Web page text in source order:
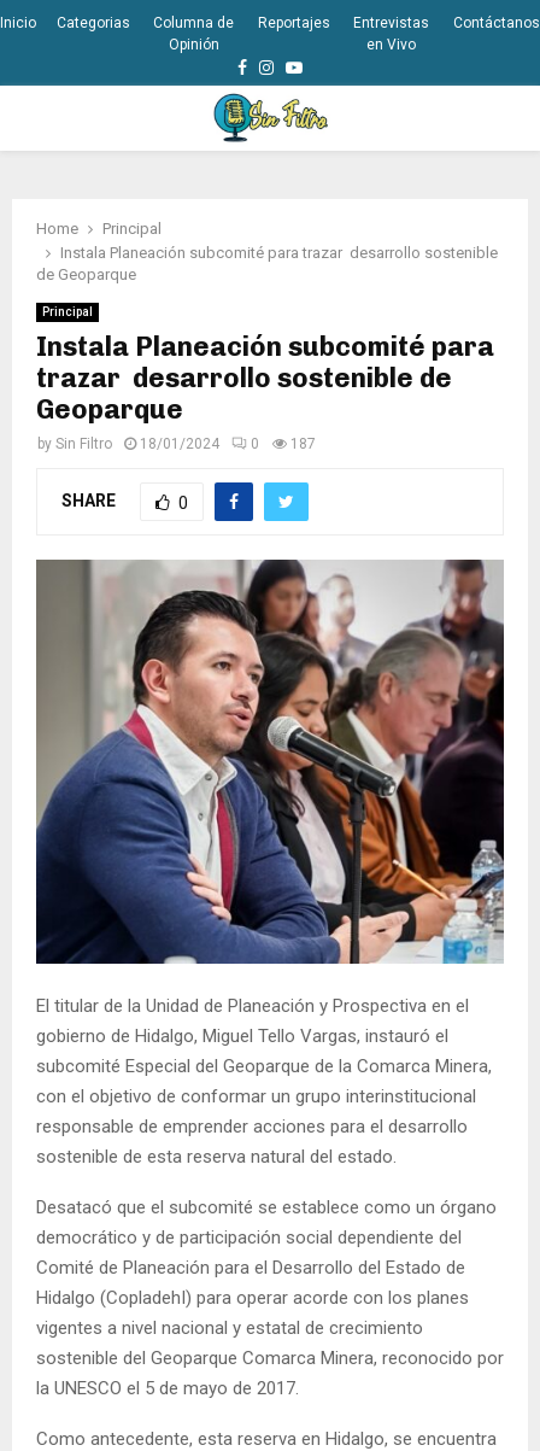
Inicio Categorias
Columna de
Opinión
Reportajes
Entrevistas
en Vivo
Contáctanos
Facebook
Instagram
Youtube
Home
Principal
Instala Planeación subcomité para trazar desarrollo sostenible
de Geoparque
Principal
Instala Planeación subcomité para
trazar desarrollo sostenible de
Geoparque
by Sin Filtro 18/01/2024 0 187
SHARE 0
El titular de la Unidad de Planeación y Prospectiva en el
gobierno de Hidalgo, Miguel Tello Vargas, instauró el
subcomité Especial del Geoparque de la Comarca Minera,
con el objetivo de conformar un grupo interinstitucional
responsable de emprender acciones para el desarrollo
sostenible de esta reserva natural del estado.
Desatacó que el subcomité se establece como un órgano
democrático y de participación social dependiente del
Comité de Planeación para el Desarrollo del Estado de
Hidalgo (CopladehI) para operar acorde con los planes
vigentes a nivel nacional y estatal de crecimiento
sostenible del Geoparque Comarca Minera, reconocido por
la UNESCO el 5 de mayo de 2017.
Como antecedente, esta reserva en Hidalgo, se encuentra